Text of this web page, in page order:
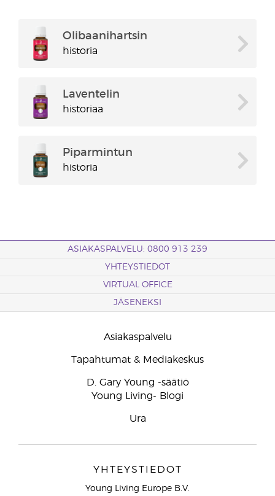
Olibaanihartsin
historia
Laventelin
historiaa
Piparmintun
historia
ASIAKASPALVELU: 0800 913 239
YHTEYSTIEDOT
VIRTUAL OFFICE
JÄSENEKSI
Asiakaspalvelu
Tapahtumat & Mediakeskus
D. Gary Young -säätiö
Young Living- Blogi
Ura
YHTEYSTIEDOT
Young Living Europe B.V.